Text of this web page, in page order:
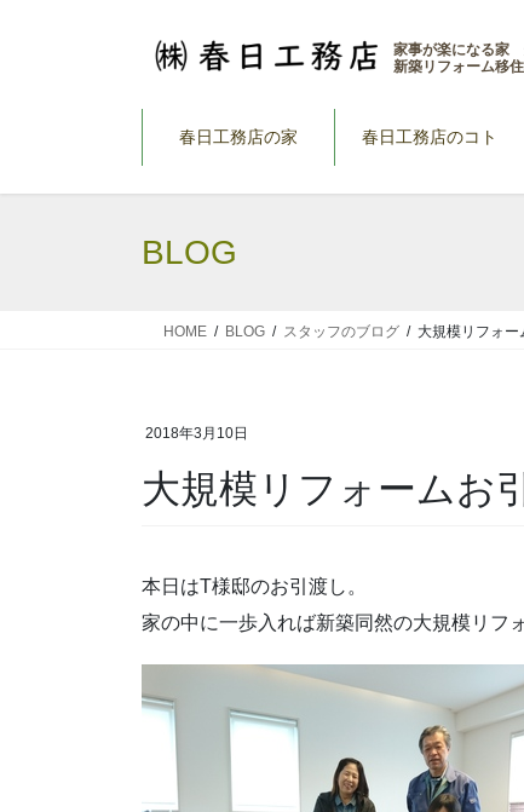
家事が楽になる家
新築リフォーム移
春日工務店の家 春日工務店のコト
BLOG
HOME BLOG スタッフのブログ 大規模リフォー
2018年3月10日
大規模リフォームお
本日はT様邸のお引渡し。
家の中に一歩入れば新築同然の大規模リフ